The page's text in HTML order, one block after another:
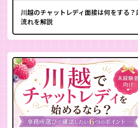
川越のチャットレディ面接は何をする
流れを解説